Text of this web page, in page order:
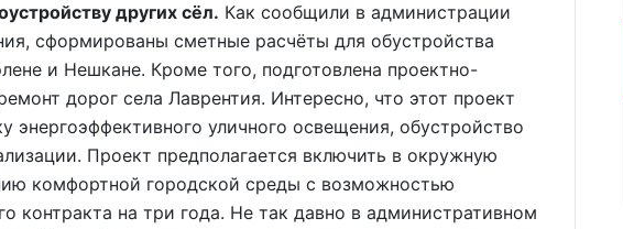
других сёл. Как сообщили в администрации
сформированы сметные расчёты для обустройства
и Нешкане. Кроме того, подготовлена проектно-
дорог села Лаврентия. Интересно, что этот проект
энергоэффективного уличного освещения, обустройство
Проект предполагается включить в окружную
комфортной городской среды с возможностью
контракта на три года. Не так давно в административном